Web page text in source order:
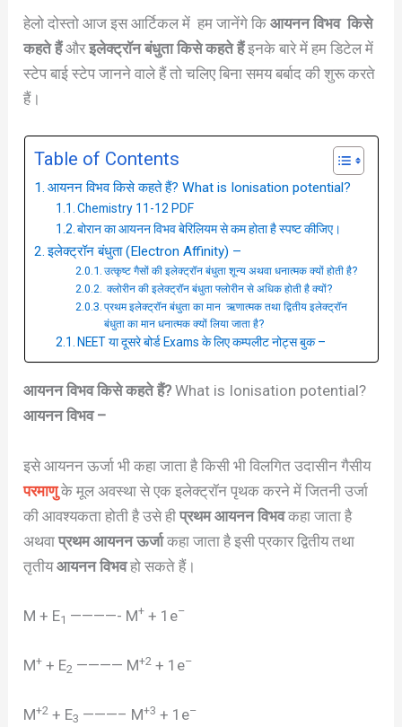
हेलो दोस्तो आज इस आर्टिकल में हम जानेंगे किआयनन विभव किसे
कहते हैंऔरइलेक्ट्रॉन बंधुता किसे कहते हैंइनके बारे में हम डिटेल में
स्टेप बाई स्टेप जानने वाले हैं तो चलिए बिना समय बर्बाद की शुरू करते
हैं।
Table of Contents
आयनन विभव किसे कहते हैं? What is Ionisation potential?
Chemistry 11-12 PDF
बोरान का आयनन विभव बेरिलियम से कम होता है स्पष्ट कीजिए।
इलेक्ट्रॉन बंधुता (Electron Affinity) –
उत्कृष्ट गैसों की इलेक्ट्रॉन बंधुता शून्य अथवा धनात्मक क्यों होती है?
क्लोरीन की इलेक्ट्रॉन बंधुता फ्लोरीन से अधिक होती है क्यों?
प्रथम इलेक्ट्रॉन बंधुता का मान ऋणात्मक तथा द्वितीय इलेक्ट्रॉन
बंधुता का मान धनात्मक क्यों लिया जाता है?
NEET या दूसरे बोर्ड Exams के लिए कम्पलीट नोट्स बुक –
आयनन विभव किसे कहते हैं?What is Ionisation potential?
आयनन विभव –
इसे आयनन ऊर्जा भी कहा जाता है किसी भी विलगित उदासीन गैसीय
परमाणुके मूल अवस्था से एक इलेक्ट्रॉन पृथक करने में जितनी उर्जा
की आवश्यकता होती है उसे हीप्रथम आयनन विभवकहा जाता है
अथवाप्रथम आयनन ऊर्जाकहा जाता है इसी प्रकार द्वितीय तथा
तृतीयआयनन विभवहो सकते हैं।
M + E1 ————- M+ + 1e–
M+ + E2 ———— M+2 + 1e–
M+2 + E3 ———– M+3 + 1e–